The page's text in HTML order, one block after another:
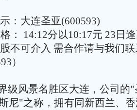
大连圣亚(600593)
： 14:12分以10:17元 23日
不可介入 需合作请与我们
）
级风景名胜区大连，公司的
尼"之称，拥有同新西兰、